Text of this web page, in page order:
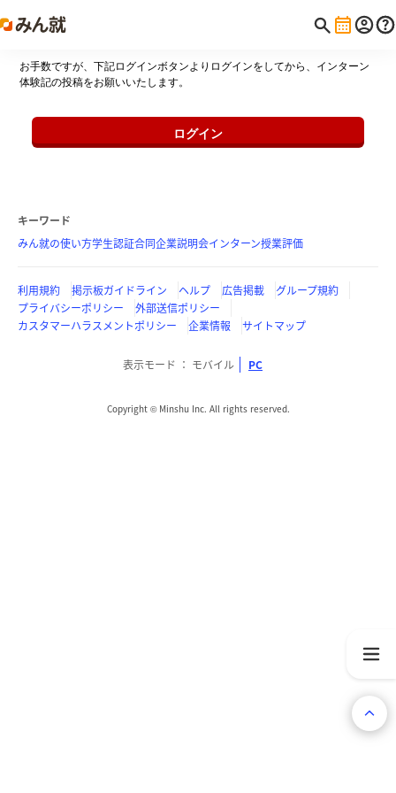
お手数ですが、下記ログインボタンよりログインをしてから、インターン
体験記の投稿をお願いいたします。
ログイン
キーワード
みん就の使い方学生認証合同企業説明会インターン授業評価
利用規約 掲示板ガイドライン ヘルプ 広告掲載
グループ規約
プライバシーポリシー
外部送信ポリシー
カスタマーハラスメントポリシー
企業情報 サイトマップ
表示モード モバイル PC
Copyright © Minshu Inc. All rights reserved.